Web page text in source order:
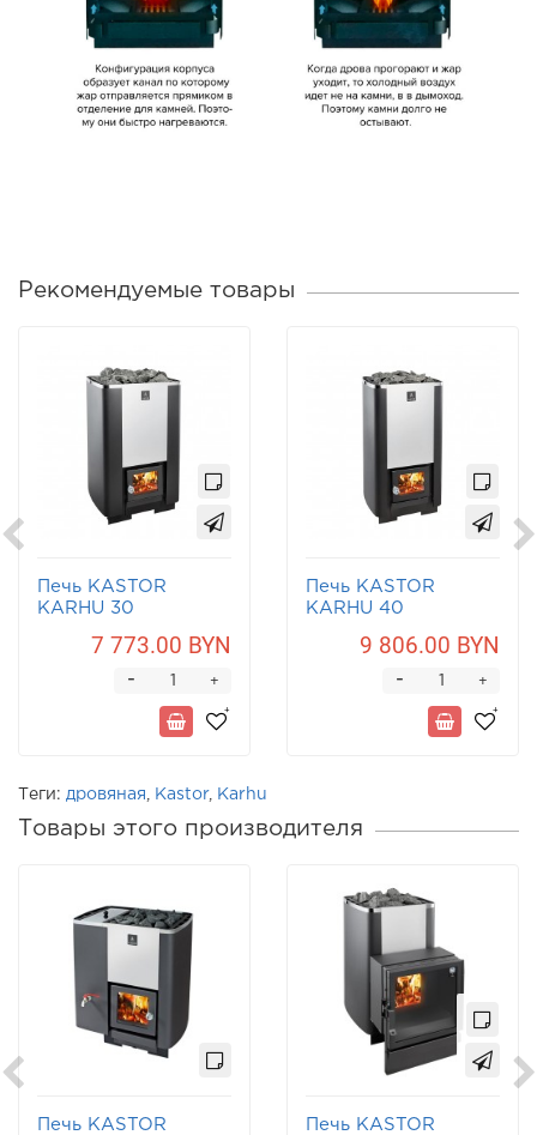
Рекомендуемые товары
Печь KASTOR
KARHU 30
7 773.00 BYN
+
-
Печь KASTOR
KARHU 40
9 806.00 BYN
+
-
Теги: дровяная Kastor, Karhu
Товары этого производителя
Печь KASTOR
Печь KASTOR